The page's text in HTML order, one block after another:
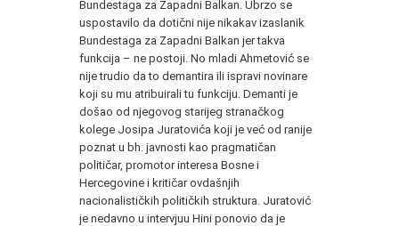
Bundestaga za Zapadni Balkan. Ubrzo se
uspostavilo da dotični nije nikakav izaslanik
Bundestaga za Zapadni Balkan jer takva
funkcija – ne postoji. No mladi Ahmetović se
nije trudio da to demantira ili ispravi novinare
koji su mu atribuirali tu funkciju. Demanti je
došao od njegovog starijeg stranačkog
kolege Josipa Juratovića koji je već od ranije
poznat u bh. javnosti kao pragmatičan
političar, promotor interesa Bosne i
Hercegovine i kritičar ovdašnjih
nacionalističkih političkih struktura. Juratović
je nedavno u intervjuu Hini ponovio da je